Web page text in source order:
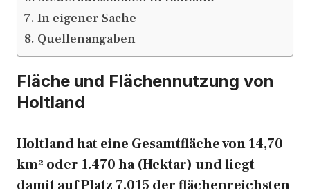
In eigener Sache
Quellenangaben
Fläche und Flächennutzung von
Holtland
Holtland hat eine Gesamtfläche von 14,70
km² oder 1.470 ha (Hektar) und liegt
damit auf Platz 7.015 der flächenreichsten